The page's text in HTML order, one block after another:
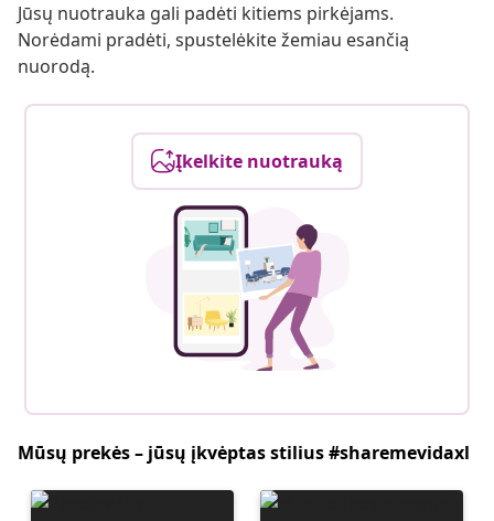
Jūsų nuotrauka gali padėti kitiems pirkėjams.
Norėdami pradėti, spustelėkite žemiau esančią
nuorodą.
Įkelkite nuotrauką
Mūsų prekės – jūsų įkvėptas stilius #sharemevidaxl